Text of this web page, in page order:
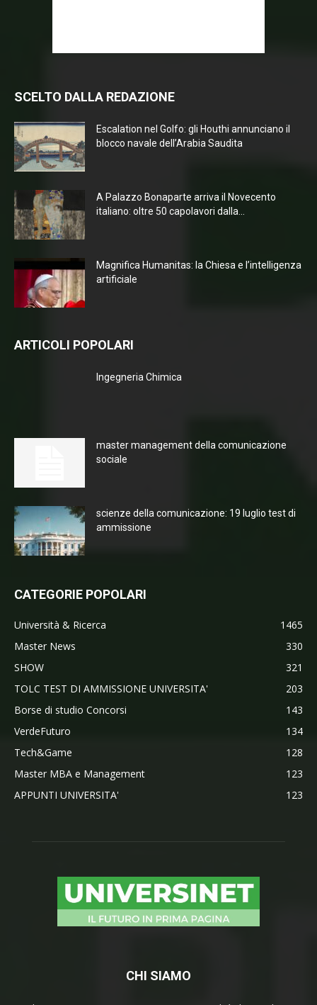
SCELTO DALLA REDAZIONE
Escalation nel Golfo: gli Houthi annunciano il
blocco navale dell’Arabia Saudita
A Palazzo Bonaparte arriva il Novecento
italiano: oltre 50 capolavori dalla...
Magnifica Humanitas: la Chiesa e l’intelligenza
artificiale
ARTICOLI POPOLARI
Ingegneria Chimica
master management della comunicazione
sociale
scienze della comunicazione: 19 luglio test di
ammissione
CATEGORIE POPOLARI
Università & Ricerca
1465
Master News
330
SHOW
321
TOLC TEST DI AMMISSIONE UNIVERSITA'
203
Borse di studio Concorsi
143
VerdeFuturo
134
Tech&Game
128
Master MBA e Management
123
APPUNTI UNIVERSITA'
123
CHI SIAMO